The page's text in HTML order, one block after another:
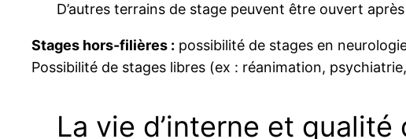
D’autres terrains de stage peuvent être ouvert
Stages hors-filières : possibilité de stages en
Possibilité de stages libres (ex : réanimation,
La vie d’interne et qualité